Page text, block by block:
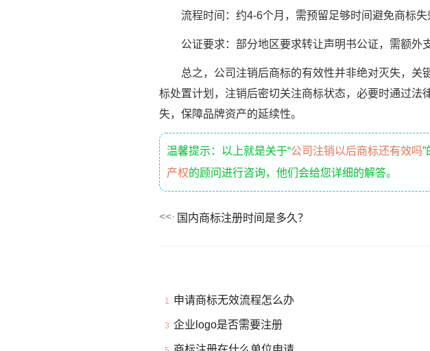
流程时间：约4-6个月，需预留足够时间避免商标失
公证要求：部分地区要求转让声明书公证，需额外支
总之，公司注销后商标的有效性并非绝对灭失，关
标处置计划，注销后密切关注商标状态，必要时通过
失，保障品牌资产的延续性。
温馨提示：以上就是关于“公司注销以后商标还有效吗
产权的顾问进行咨询，他们会给您详细的解答。
国内商标注册时间是多久？
1 申请商标无效流程怎么办
3 企业logo是否需要注册